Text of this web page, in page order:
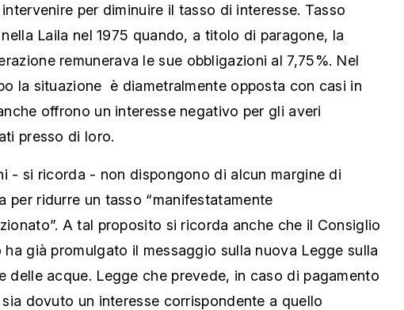
per diminuire il tasso di interesse. Tasso
Laila nel 1975 quando, a titolo di paragone, la
remunerava le sue obbligazioni al 7,75%. Nel
la situazione è diametralmente opposta con casi in
offrono un interesse negativo per gli averi
presso di loro.
- si ricorda - non dispongono di alcun margine di
per ridurre un tasso “manifestatamente
A tal proposito si ricorda anche che il Consiglio
ha già promulgato il messaggio sulla nuova Legge sulla
delle acque. Legge che prevede, in caso di pagamento
sia dovuto un interesse corrispondente a quello